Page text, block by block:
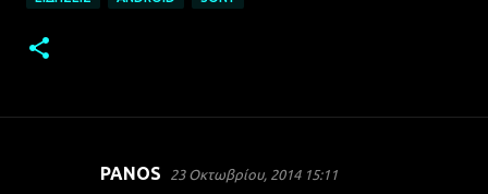
PANOS 23 Οκτωβρίου, 2014 15:11